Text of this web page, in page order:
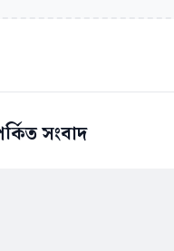
সংবাদ